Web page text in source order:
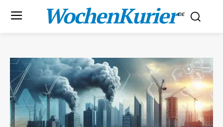
WochenKurier.DE